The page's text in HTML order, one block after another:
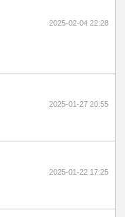
2025-02-04 22:28
2025-01-27 20:55
2025-01-22 17:25